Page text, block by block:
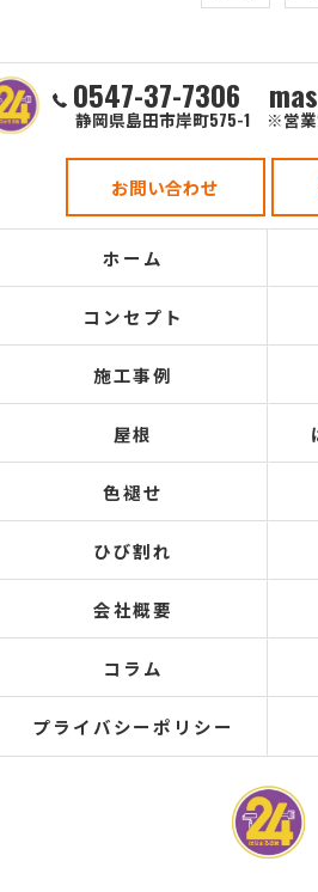
0547-37-7306
静岡県島田市岸町575-1 ※営業
お問い合わせ
ホーム
コンセプト
施工事例
屋根
色褪せ
ひび割れ
会社概要
コラム
プライバシーポリシー